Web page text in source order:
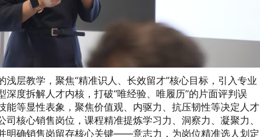
浅层教学，聚焦“精准识人、长效留才”核心目标，引入专业
深度拆解人才内核，打破“唯经验、唯履历”的片面评判误
能等显性表象，聚焦价值观、内驱力、抗压韧性等决定人才
核心销售岗位，课程精准提炼学习力、洞察力、凝聚力、
明确销售岗留存核心关键——意志力，为岗位精准选人划定